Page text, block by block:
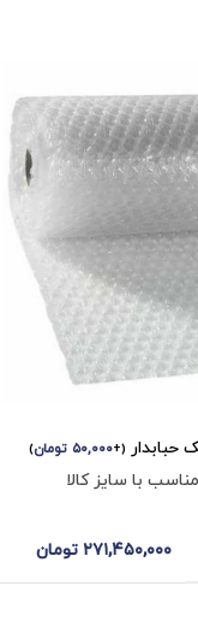
حبابدار (
+۵۰,۰۰۰ تومان)
با سایز کالا
۲۷۱,۴۵۰,۰۰۰ تومان